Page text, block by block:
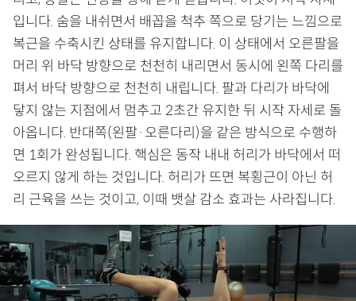
입니다. 숨을 내쉬면서 배꼽을 척추 쪽으로 당기는 느낌으로
복근을 수축시킨 상태를 유지합니다. 이 상태에서 오른팔을
머리 위 바닥 방향으로 천천히 내리면서 동시에 왼쪽 다리를
펴서 바닥 방향으로 천천히 내립니다. 팔과 다리가 바닥에
닿지 않는 지점에서 멈추고 2초간 유지한 뒤 시작 자세로 돌
아옵니다. 반대쪽(왼팔·오른다리)을 같은 방식으로 수행하
면 1회가 완성됩니다. 핵심은 동작 내내 허리가 바닥에서 떠
오르지 않게 하는 것입니다. 허리가 뜨면 복횡근이 아닌 허
리 근육을 쓰는 것이고, 이때 뱃살 감소 효과는 사라집니다.